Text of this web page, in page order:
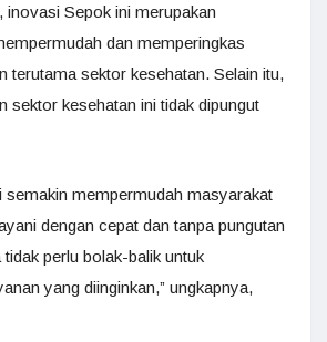
inovasi Sepok ini merupakan
dan memperingkas
terutama sektor kesehatan. Selain itu,
sektor kesehatan ini tidak dipungut
semakin mempermudah masyarakat
dengan cepat dan tanpa pungutan
perlu bolak-balik untuk
yang diinginkan,” ungkapnya,